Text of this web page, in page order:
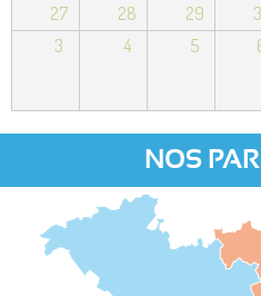
27
28 29
3
4 5
NOS